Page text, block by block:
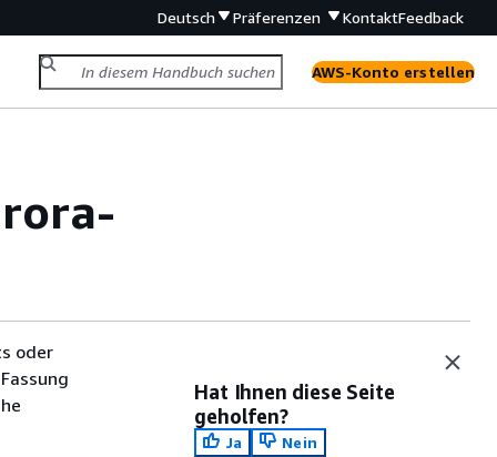
Deutsch Präferenzen KontaktFeedback
AWS-Konto erstellen
-
oder
Hat Ihnen diese Seite
geholfen?
Ja
Nein